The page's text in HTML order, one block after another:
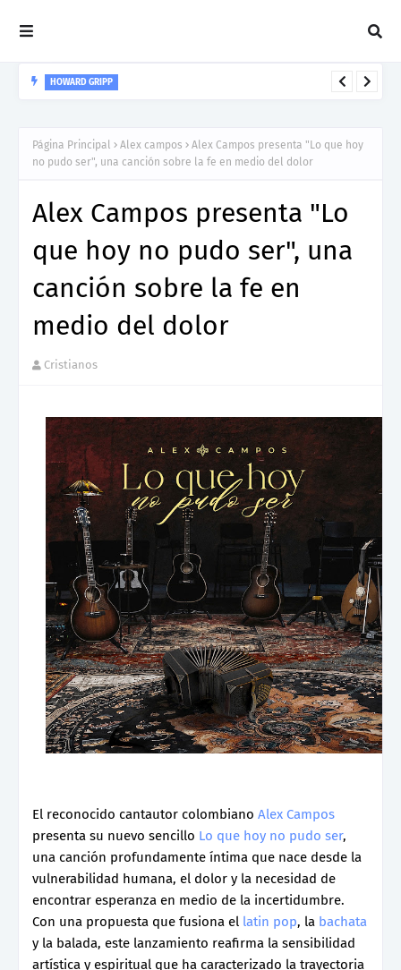
HOWARD GRIPP
Página Principal Alex campos
Alex Campos presenta "Lo que hoy
no pudo ser", una canción sobre la fe en medio del dolor
Alex Campos presenta "Lo
que hoy no pudo ser", una
canción sobre la fe en
medio del dolor
Cristianos
El reconocido cantautor colombiano Alex Campos
presenta su nuevo sencillo Lo que hoy no pudo ser,
una canción profundamente íntima que nace desde la
vulnerabilidad humana, el dolor y la necesidad de
encontrar esperanza en medio de la incertidumbre.
Con una propuesta que fusiona el latin pop, la bachata
y la balada, este lanzamiento reafirma la sensibilidad
artística y espiritual que ha caracterizado la trayectoria